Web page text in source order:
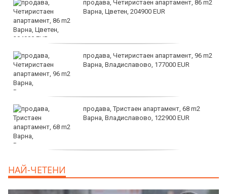
продава, Четиристаен апартамент, 86 m2
Варна, Цветен, 204900 EUR
продава, Четиристаен апартамент, 96 m2
Варна, Владиславово, 177000 EUR
продава, Тристаен апартамент, 68 m2
Варна, Владиславово, 122900 EUR
НАЙ-ЧЕТЕНИ